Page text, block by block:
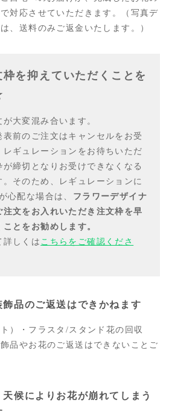
対応させていただきます。（写真デ
、送料のみご返金いたします。）
を抑えていただくことを
大変混み合います。
表前のご注文はキャンセルをお受
レギュレーションをお待ちいただ
締切となりお受けできなくなる
そのため、レギュレーションに
心配な場合は、 フラワーデザイナ
注文をお入れいただき注文枠を早
とをお勧めします。
詳しくは こちらをご確認くださ
品のご返送はできかねます
）・フラスタ/スタンド花の回収
品やお花のご返送はできないことご
候によりお花が崩れてしまう